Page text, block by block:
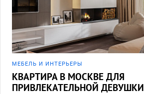
МЕБЕЛЬ И ИНТЕРЬЕРЫ
КВАРТИРА В МОСКВЕ ДЛЯ
ПРИВЛЕКАТЕЛЬНОЙ ДЕВУШКИ